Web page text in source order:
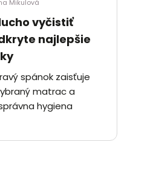
Mikulová
vyčistiť
najlepšie
spánok zaisťuje
matrac a
hygiena